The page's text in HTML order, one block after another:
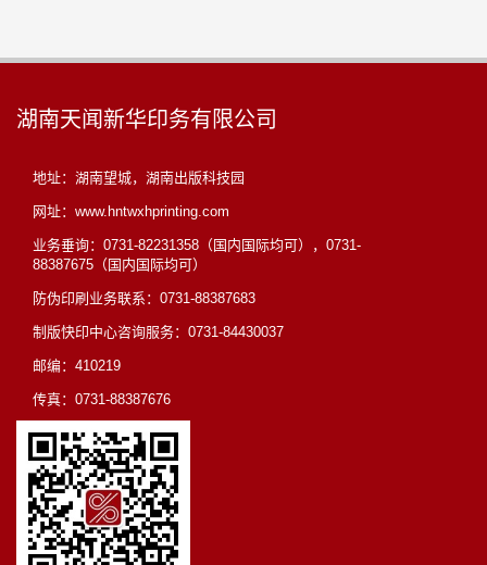
湖南天闻新华印务有限公司
地址：湖南望城，湖南出版科技园
网址：www.hntwxhprinting.com
业务垂询：0731-82231358（国内国际均可），0731-
88387675（国内国际均可）
防伪印刷业务联系：0731-88387683
制版快印中心咨询服务：0731-84430037
邮编：410219
传真：0731-88387676